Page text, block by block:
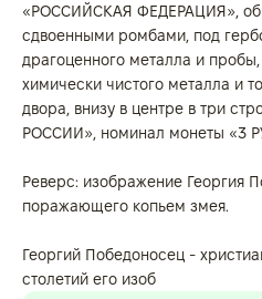
«РОССИЙСКАЯ ФЕДЕРАЦИЯ»,
сдвоенными ромбами, под
драгоценного металла и
химически чистого металла и
двора, внизу в центре в три
РОССИИ», номинал монеты «3
Реверс: изображение Георгия
поражающего копьем змея.
Георгий Победоносец -
столетий его изоб